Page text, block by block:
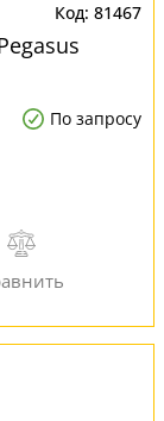
81467
По запросу